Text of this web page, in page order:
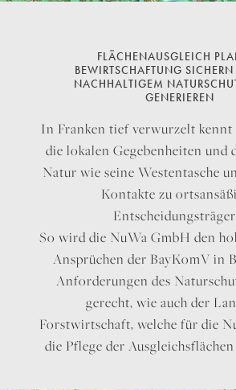
FLÄCHENAUSGLEICH
BEWIRTSCHAFTUNG
NACHHALTIGEM
GENERIEREN
In Franken tief verwurzelt kennt
die lokalen Gegebenheiten und
Natur wie seine Westentasche
Kontakte zu
So wird die NuWa GmbH den
Ansprüchen der BayKomV in
Anforderungen des
gerecht, wie auch der
Forstwirtschaft, welche für die
die Pflege der